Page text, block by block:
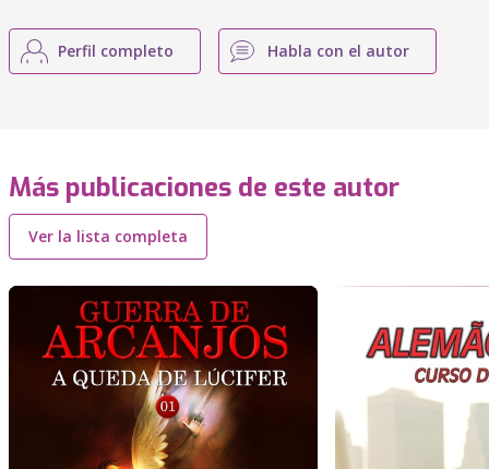
Perfil completo Habla con el autor
Más publicaciones de este autor
Ver la lista completa